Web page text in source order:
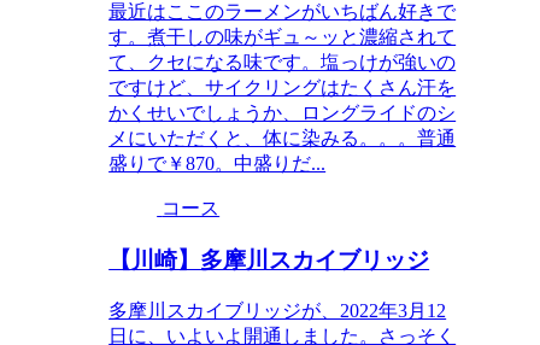
最近はここのラーメンがいちばん好きで
す。煮干しの味がギュ～ッと濃縮されて
て、クセになる味です。塩っけが強いの
ですけど、サイクリングはたくさん汗を
かくせいでしょうか、ロングライドのシ
メにいただくと、体に染みる。。。普通
盛りで￥870。中盛りだ...
コース
【川崎】多摩川スカイブリッジ
多摩川スカイブリッジが、2022年3月12
日に、いよいよ開通しました。さっそく